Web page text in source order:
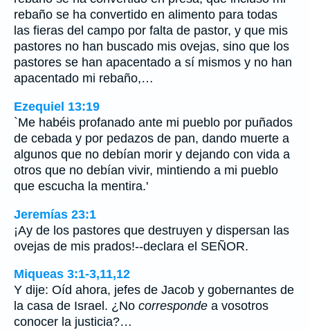
rebaño se ha convertido en alimento para todas
las fieras del campo por falta de pastor, y que mis
pastores no han buscado mis ovejas, sino que los
pastores se han apacentado a sí mismos y no han
apacentado mi rebaño,…
Ezequiel 13:19
`Me habéis profanado ante mi pueblo por puñados
de cebada y por pedazos de pan, dando muerte a
algunos que no debían morir y dejando con vida a
otros que no debían vivir, mintiendo a mi pueblo
que escucha la mentira.'
Jeremías 23:1
¡Ay de los pastores que destruyen y dispersan las
ovejas de mis prados!--declara el SEÑOR.
Miqueas 3:1-3,11,12
Y dije: Oíd ahora, jefes de Jacob y gobernantes de
la casa de Israel. ¿No corresponde a vosotros
conocer la justicia?…